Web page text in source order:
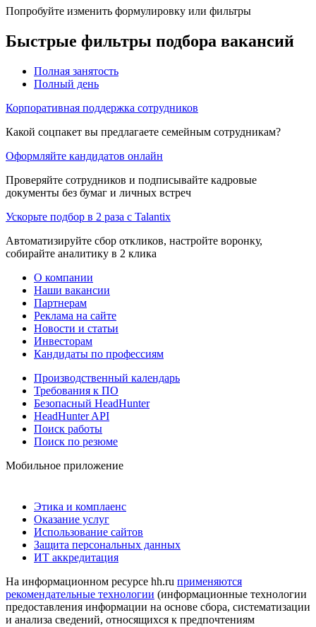
Попробуйте изменить формулировку или фильтры
Быстрые фильтры подбора вакансий
Полная занятость
Полный день
Корпоративная поддержка сотрудников
Какой соцпакет вы предлагаете семейным сотрудникам?
Оформляйте кандидатов онлайн
Проверяйте сотрудников и подписывайте кадровые
документы без бумаг и личных встреч
Ускорьте подбор в 2 раза с Talantix
Автоматизируйте сбор откликов, настройте воронку,
собирайте аналитику в 2 клика
О компании
Наши вакансии
Партнерам
Реклама на сайте
Новости и статьи
Инвесторам
Кандидаты по профессиям
Производственный календарь
Требования к ПО
Безопасный HeadHunter
HeadHunter API
Поиск работы
Поиск по резюме
Мобильное приложение
Этика и комплаенс
Оказание услуг
Использование сайтов
Защита персональных данных
ИТ аккредитация
На информационном ресурсе hh.ru применяются
рекомендательные технологии (информационные технологии
предоставления информации на основе сбора, систематизации
и анализа сведений, относящихся к предпочтениям